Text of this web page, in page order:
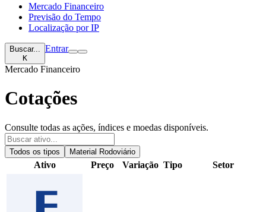
Mercado Financeiro
Previsão do Tempo
Localização por IP
Buscar...
K
Entrar
Mercado Financeiro
Cotações
Consulte todas as ações, índices e moedas disponíveis.
Todos os tipos Material Rodoviário
Ativo Preço Variação Tipo Setor